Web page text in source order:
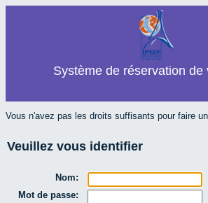
Système de réservation de
Vous n'avez pas les droits suffisants pour faire
Veuillez vous identifier
Nom:
Mot de passe: